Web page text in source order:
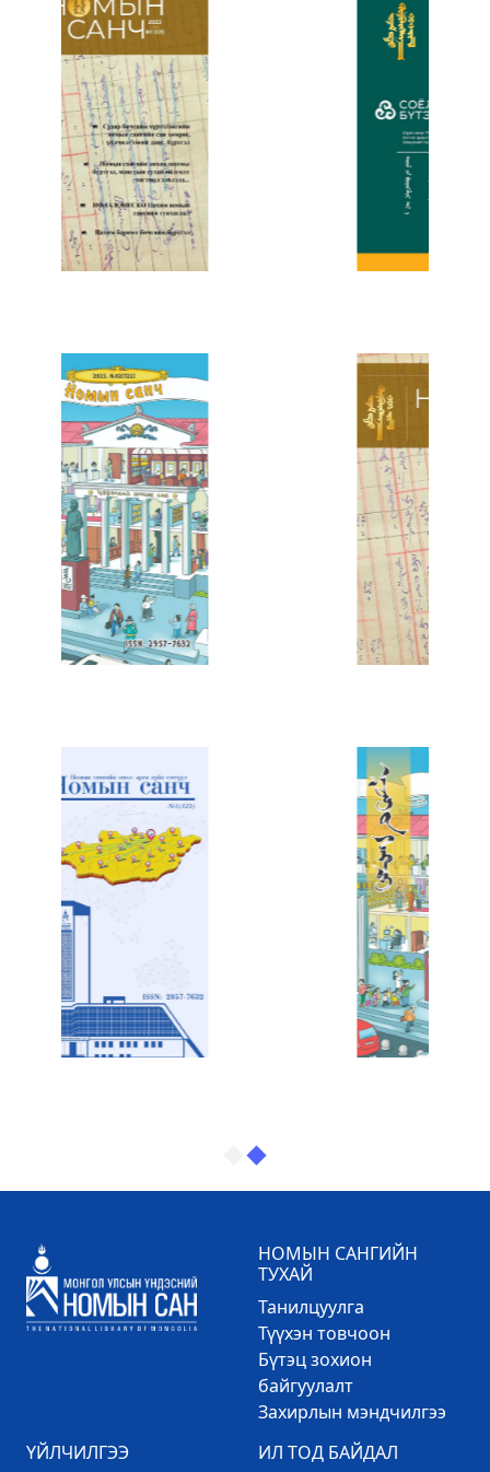
НОМЫН САНГИЙН
ТУХАЙ
Танилцуулга
Түүхэн товчоон
Бүтэц зохион
байгуулалт
Захирлын мэндчилгээ
ҮЙЛЧИЛГЭЭ
ИЛ ТОД БАЙДАЛ